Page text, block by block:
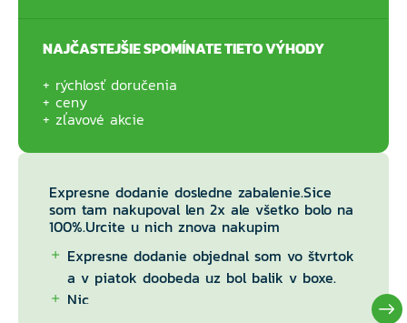
NAJČASTEJŠIE SPOMÍNATE TIETO VÝHODY
rýchlosť doručenia
ceny
zľavové akcie
Expresne dodanie dosledne zabalenie.Sice
som tam nakupoval len 2x ale všetko bolo na
100%.Urcite u nich znova nakupim
Expresne dodanie objednal som vo štvrtok
a v piatok doobeda uz bol balik v boxe.
Nic